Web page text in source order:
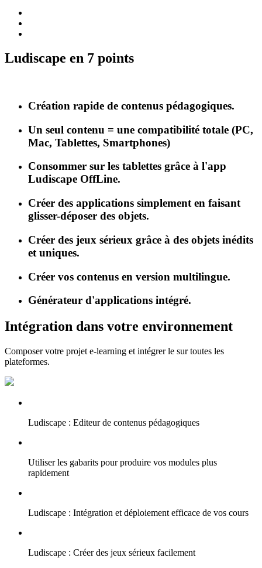
Ludiscape en 7 points
Création rapide de contenus pédagogiques.
Un seul contenu = une compatibilité totale (PC,
Mac, Tablettes, Smartphones)
Consommer sur les tablettes grâce à l'app
Ludiscape OffLine.
Créer des applications simplement en faisant
glisser-déposer des objets.
Créer des jeux sérieux grâce à des objets inédits
et uniques.
Créer vos contenus en version multilingue.
Générateur d'applications intégré.
Intégration dans votre environnement
Composer votre projet e-learning et intégrer le sur toutes les
plateformes.
Ludiscape : Editeur de contenus pédagogiques
Utiliser les gabarits pour produire vos modules plus
rapidement
Ludiscape : Intégration et déploiement efficace de vos cours
Ludiscape : Créer des jeux sérieux facilement